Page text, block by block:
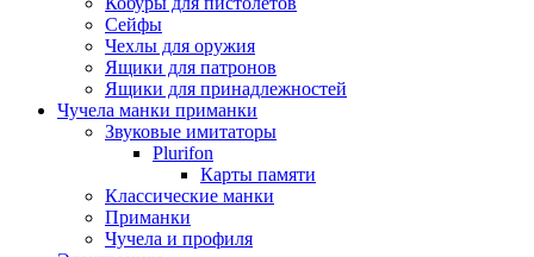
Сейфы
Чехлы для оружия
Ящики для патронов
Ящики для принадлежностей
Чучела манки приманки
Звуковые имитаторы
Plurifon
Карты памяти
Классические манки
Приманки
Чучела и профиля